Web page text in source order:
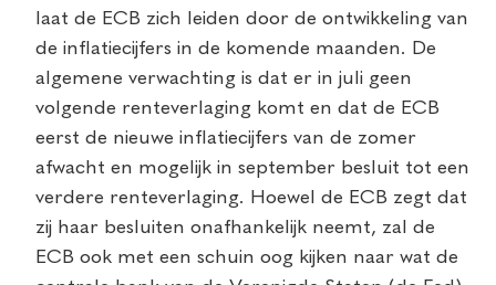
laat de ECB zich leiden door de ontwikkeling van
de inflatiecijfers in de komende maanden. De
algemene verwachting is dat er in juli geen
volgende renteverlaging komt en dat de ECB
eerst de nieuwe inflatiecijfers van de zomer
afwacht en mogelijk in september besluit tot een
verdere renteverlaging. Hoewel de ECB zegt dat
zij haar besluiten onafhankelijk neemt, zal de
ECB ook met een schuin oog kijken naar wat de